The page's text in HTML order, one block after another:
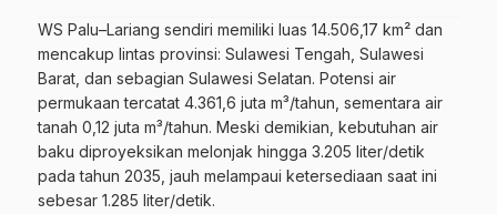
WS Palu–Lariang sendiri memiliki luas 14.506,17 km² dan
mencakup lintas provinsi: Sulawesi Tengah, Sulawesi
Barat, dan sebagian Sulawesi Selatan. Potensi air
permukaan tercatat 4.361,6 juta m³/tahun, sementara air
tanah 0,12 juta m³/tahun. Meski demikian, kebutuhan air
baku diproyeksikan melonjak hingga 3.205 liter/detik
pada tahun 2035, jauh melampaui ketersediaan saat ini
sebesar 1.285 liter/detik.